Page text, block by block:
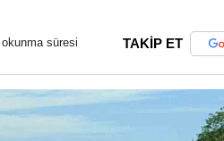
okunma süresi TAKİP ET